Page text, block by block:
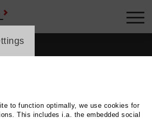
to function optimally, we use cookies for
This includes i.a. the embedded social